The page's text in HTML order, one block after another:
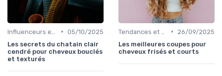
• 05/10/2025
Les secrets du chatain clair
cendré pour cheveux bouclés
et texturés
•
26/09/2025
Les meilleures coupes pour
cheveux frisés et courts